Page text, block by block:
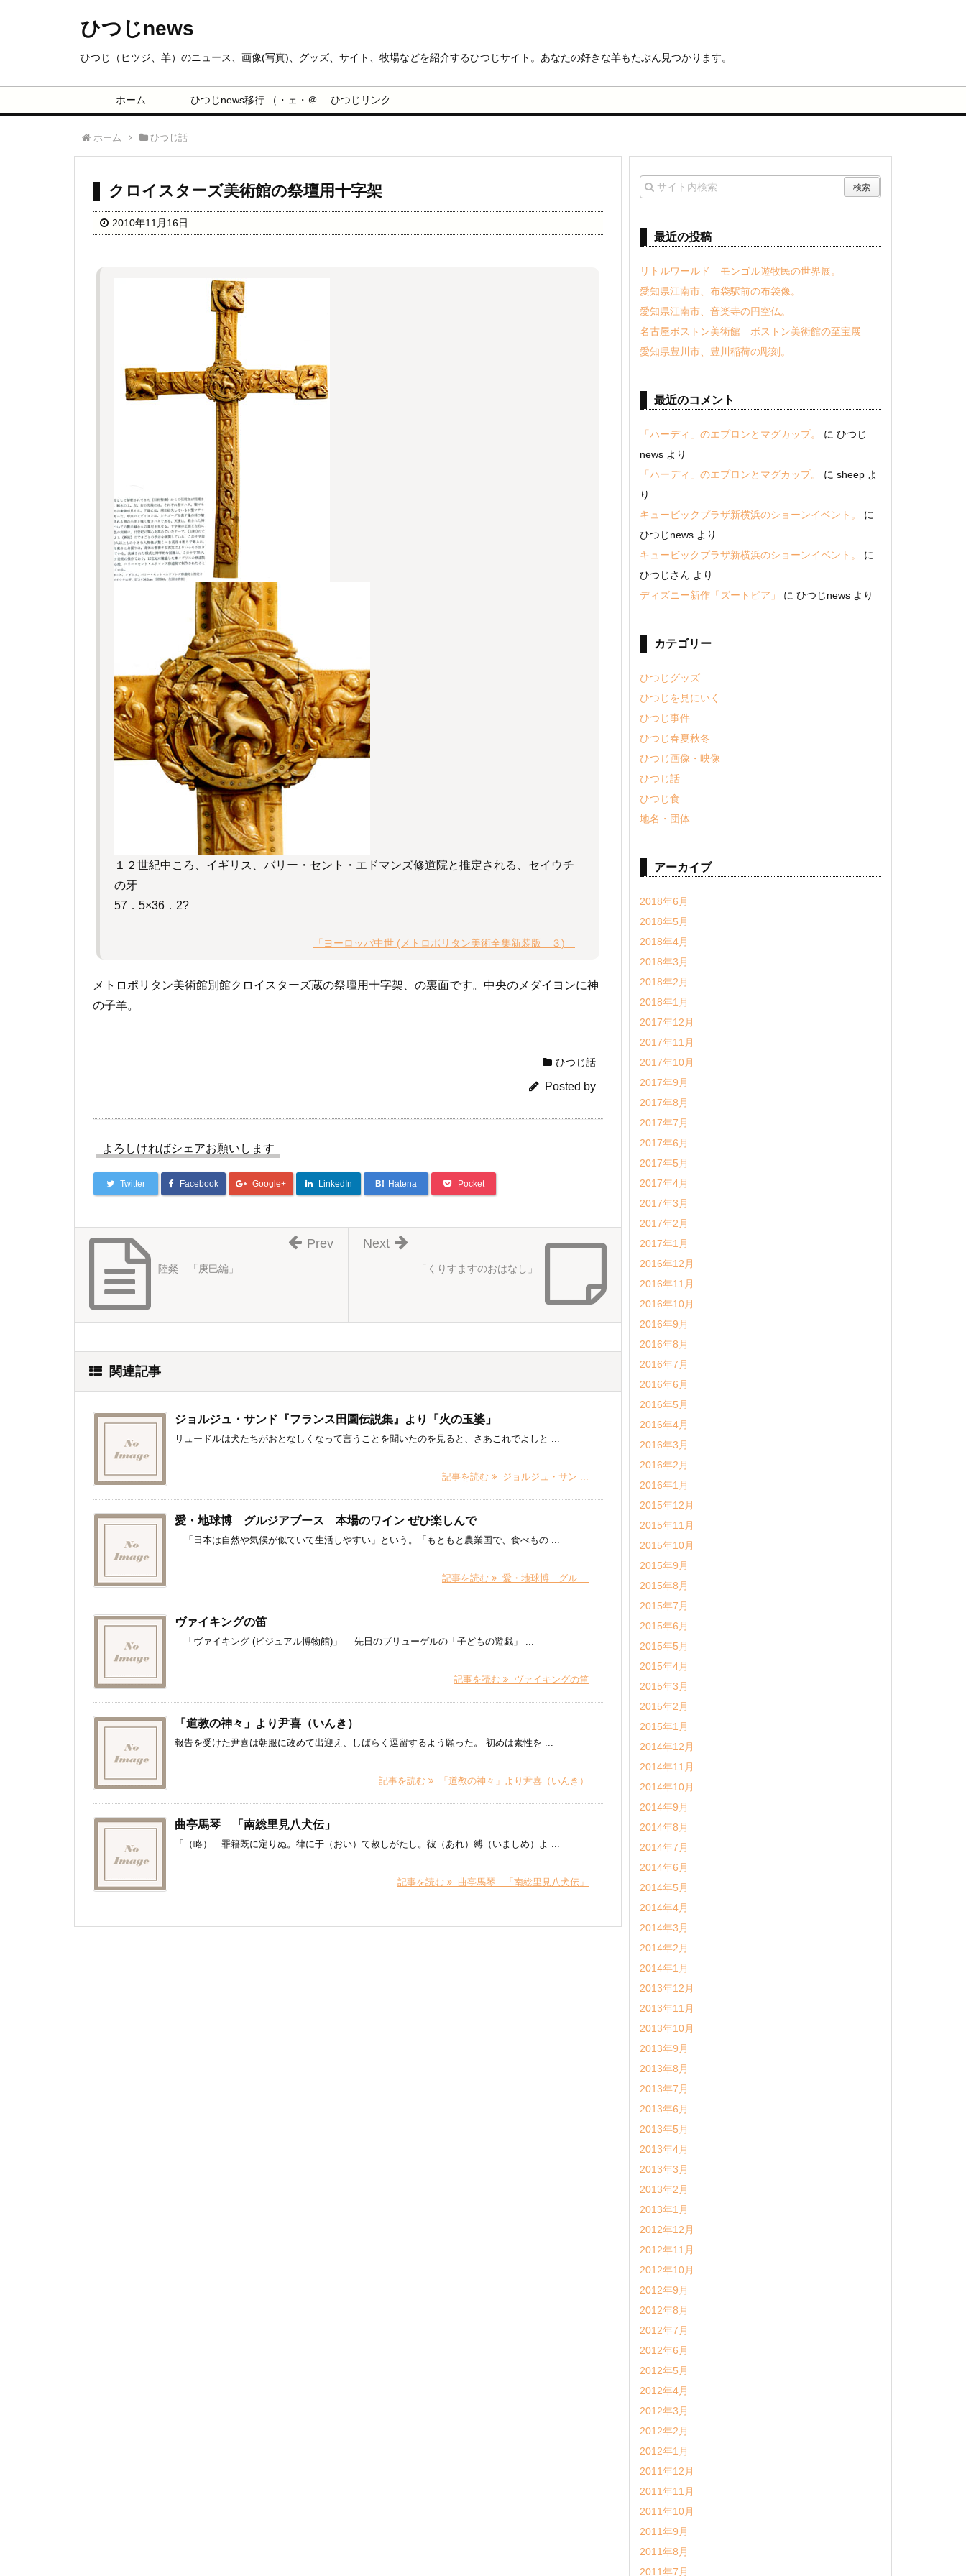
ひつじnews
ひつじ（ヒツジ、羊）のニュース、画像(写真)、グッズ、サイト、牧場などを紹介するひつじサイト。あなたの好きな羊もたぶん見つかります。
ホーム ひつじnews移行 （・ェ・＠ ひつじリンク
ホーム ひつじ話
クロイスターズ美術館の祭壇用十字架
2010年11月16日
１２世紀中ころ、イギリス、バリー・セント・エドマンズ修道院と推定される、セイウチ
の牙
57．5×36．2?
「ヨーロッパ中世 (メトロポリタン美術全集新装版 ３)」
メトロポリタン美術館別館クロイスターズ蔵の祭壇用十字架、の裏面です。中央のメダイヨンに神
の子羊。
ひつじ話
Posted by
よろしければシェアお願いします
Twitter Facebook Google+ LinkedIn B! Hatena Pocket
「くりすますのおはなし」
Next
陸粲 「庚巳編」
Prev
関連記事
ジョルジュ・サンド『フランス田園伝説集』より「火の玉婆」
リュードルは犬たちがおとなしくなって言うことを聞いたのを見ると、さあこれでよしと ...
記事を読む ジョルジュ・サン ...
愛・地球博 グルジアブース 本場のワイン ぜひ楽しんで
「日本は自然や気候が似ていて生活しやすい」という。「もともと農業国で、食べもの ...
記事を読む 愛・地球博 グル ...
ヴァイキングの笛
「ヴァイキング (ビジュアル博物館)」 先日のブリューゲルの「子どもの遊戯」 ...
記事を読む ヴァイキングの笛
「道教の神々」より尹喜（いんき）
報告を受けた尹喜は朝服に改めて出迎え、しばらく逗留するよう願った。 初めは素性を ...
記事を読む 「道教の神々」より尹喜（いんき）
曲亭馬琴 「南総里見八犬伝」
「（略） 罪籍既に定りぬ。律に于（おい）て赦しがたし。彼（あれ）縛（いましめ）よ ...
記事を読む 曲亭馬琴 「南総里見八犬伝」
最近の投稿
リトルワールド モンゴル遊牧民の世界展。
愛知県江南市、布袋駅前の布袋像。
愛知県江南市、音楽寺の円空仏。
名古屋ボストン美術館 ボストン美術館の至宝展
愛知県豊川市、豊川稲荷の彫刻。
最近のコメント
「ハーディ」のエプロンとマグカップ。 に ひつじ
news より
「ハーディ」のエプロンとマグカップ。
に sheep よ
り
キュービックプラザ新横浜のショーンイベント。
に
ひつじnews より
キュービックプラザ新横浜のショーンイベント。
に
ひつじさん より
ディズニー新作「ズートピア」
に ひつじnews より
カテゴリー
ひつじグッズ
ひつじを見にいく
ひつじ事件
ひつじ春夏秋冬
ひつじ画像・映像
ひつじ話
ひつじ食
地名・団体
アーカイブ
2018年6月
2018年5月
2018年4月
2018年3月
2018年2月
2018年1月
2017年12月
2017年11月
2017年10月
2017年9月
2017年8月
2017年7月
2017年6月
2017年5月
2017年4月
2017年3月
2017年2月
2017年1月
2016年12月
2016年11月
2016年10月
2016年9月
2016年8月
2016年7月
2016年6月
2016年5月
2016年4月
2016年3月
2016年2月
2016年1月
2015年12月
2015年11月
2015年10月
2015年9月
2015年8月
2015年7月
2015年6月
2015年5月
2015年4月
2015年3月
2015年2月
2015年1月
2014年12月
2014年11月
2014年10月
2014年9月
2014年8月
2014年7月
2014年6月
2014年5月
2014年4月
2014年3月
2014年2月
2014年1月
2013年12月
2013年11月
2013年10月
2013年9月
2013年8月
2013年7月
2013年6月
2013年5月
2013年4月
2013年3月
2013年2月
2013年1月
2012年12月
2012年11月
2012年10月
2012年9月
2012年8月
2012年7月
2012年6月
2012年5月
2012年4月
2012年3月
2012年2月
2012年1月
2011年12月
2011年11月
2011年10月
2011年9月
2011年8月
2011年7月